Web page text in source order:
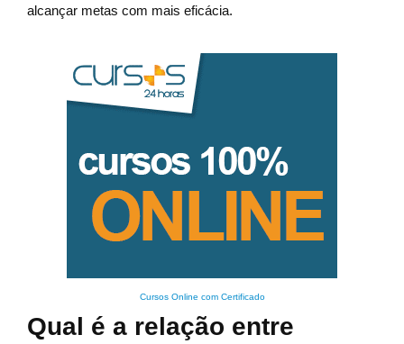
alcançar metas com mais eficácia.
Cursos Online com Certificado
Qual é a relação entre